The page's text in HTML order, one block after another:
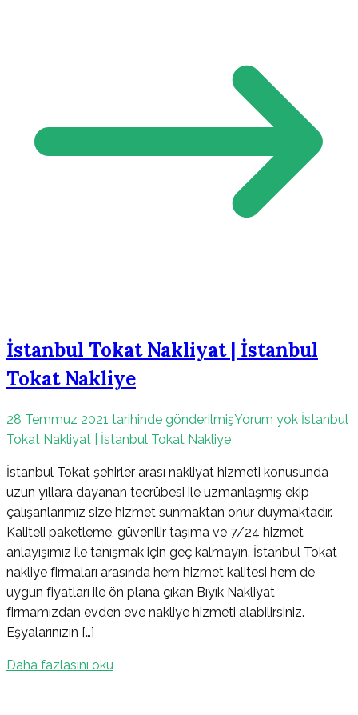
İstanbul Tokat Nakliyat | İstanbul
Tokat Nakliye
28 Temmuz 2021 tarihinde gönderilmişYorum yok İstanbul
Tokat Nakliyat | İstanbul Tokat Nakliye
İstanbul Tokat şehirler arası nakliyat hizmeti konusunda
uzun yıllara dayanan tecrübesi ile uzmanlaşmış ekip
çalışanlarımız size hizmet sunmaktan onur duymaktadır.
Kaliteli paketleme, güvenilir taşıma ve 7/24 hizmet
anlayışımız ile tanışmak için geç kalmayın. İstanbul Tokat
nakliye firmaları arasında hem hizmet kalitesi hem de
uygun fiyatları ile ön plana çıkan Bıyık Nakliyat
firmamızdan evden eve nakliye hizmeti alabilirsiniz.
Eşyalarınızın […]
Daha fazlasını oku